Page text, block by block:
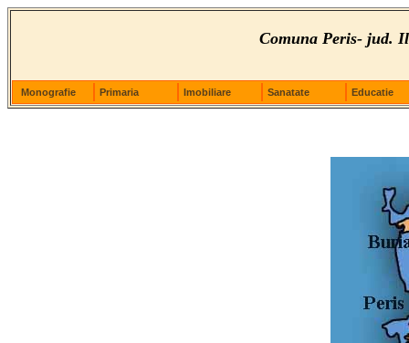
Comuna Peris- jud.
Monografie Primaria Imobiliare Sanatate Educatie